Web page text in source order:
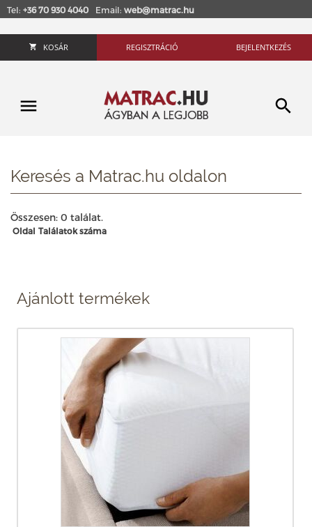
Tel: +36 70 930 4040 Email: web@matrac.hu
KOSÁR REGISZTRÁCIÓ BEJELENTKEZÉS
Keresés a Matrac.hu oldalon
Összesen: 0 találat.
Oldal Találatok száma
Ajánlott termékek